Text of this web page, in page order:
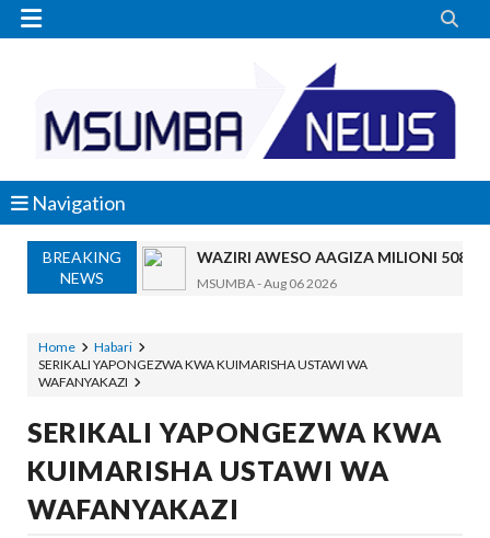
 
Navigation
BREAKING
NEWS
WAZIRI AWESO AAGIZA MILIONI 508
MSUMBA -Aug 06 2026
WMA YAWAFUNDISHA WATOTO
OSCAR ASSENGA-Aug 06 2026
DKT. MSONDE: TBA NI KITOVU CHA FURSA ZA
Alex Sonna-Aug 06 2026
NAIBU WAZIRI MAHUNDI ASHIRIKI
Home
Habari
SERIKALI YAPONGEZWA KWA KUIMARISHA USTAWI WA
WAFANYAKAZI
SERIKALI YAPONGEZWA KWA
KUIMARISHA USTAWI WA
WAFANYAKAZI